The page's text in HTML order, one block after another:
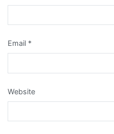
Email *
Website